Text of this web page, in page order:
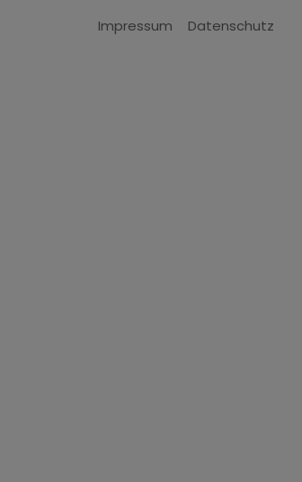
Impressum
Datenschutz